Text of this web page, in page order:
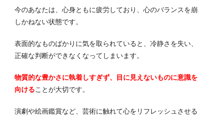
今のあなたは、心身ともに疲労しており、心のバランスを崩
しかねない状態です。
表面的なものばかりに気を取られていると、冷静さを失い、
正確な判断ができなくなってしまいます。
物質的な豊かさに執着しすぎず、目に見えないものに意識を
向けることが大切です。
演劇や絵画鑑賞など、芸術に触れて心をリフレッシュさせる